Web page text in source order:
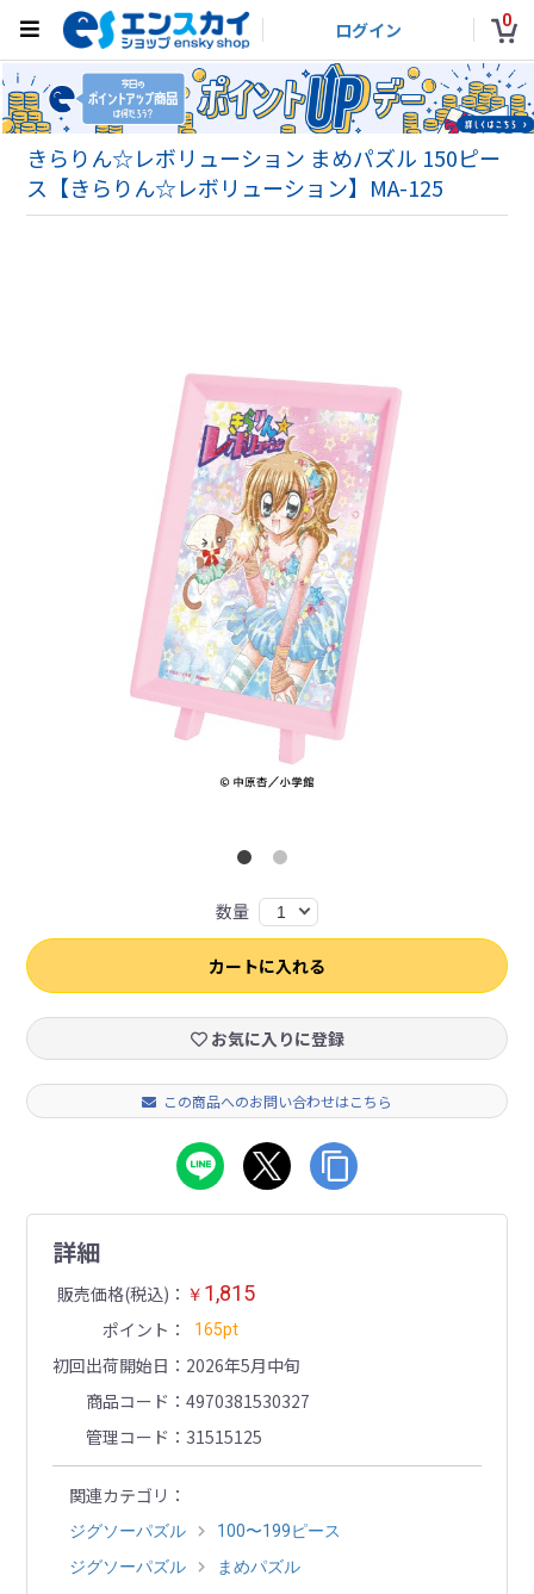
ログイン 0
きらりん☆レボリューション まめパズル 150ピー
ス【きらりん☆レボリューション】MA-125
数量 1
カートに入れる
お気に入りに登録
この商品へのお問い合わせはこちら
詳細
販売価格(税込) ￥ 1,815
ポイント 165pt
初回出荷開始日
2026年5月中旬
商品コード
4970381530327
管理コード
31515125
関連カテゴリ
ジグソーパズル
100〜199ピース
ジグソーパズル
まめパズル